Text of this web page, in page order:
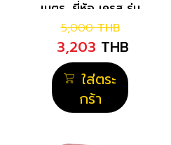
เมตร. ยี่ห้อ เครส รุ่น
KU211.2
5,000 THB
3,203 THB
ใส่ตระ
กร้า